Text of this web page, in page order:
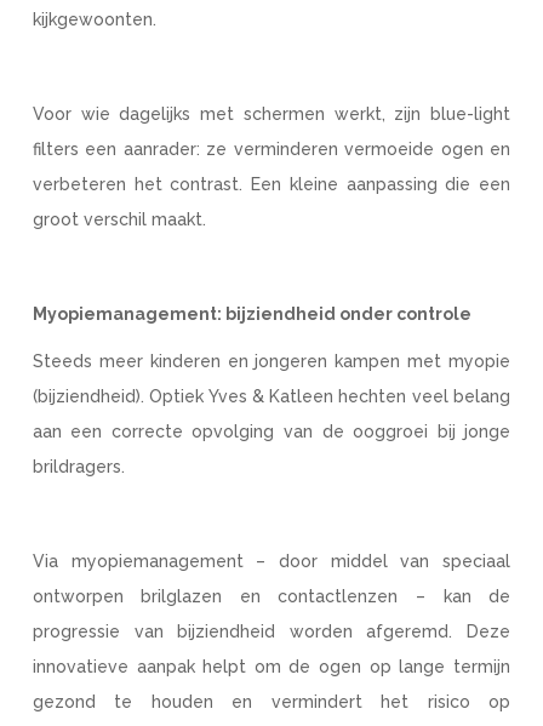
kijkgewoonten.
Voor wie dagelijks met schermen werkt, zijn blue-light
filters een aanrader: ze verminderen vermoeide ogen en
verbeteren het contrast. Een kleine aanpassing die een
groot verschil maakt.
Myopiemanagement: bijziendheid onder controle
Steeds meer kinderen en jongeren kampen met myopie
(bijziendheid). Optiek Yves & Katleen hechten veel belang
aan een correcte opvolging van de ooggroei bij jonge
brildragers.
Via myopiemanagement – door middel van speciaal
ontworpen brilglazen en contactlenzen – kan de
progressie van bijziendheid worden afgeremd. Deze
innovatieve aanpak helpt om de ogen op lange termijn
gezond te houden en vermindert het risico op